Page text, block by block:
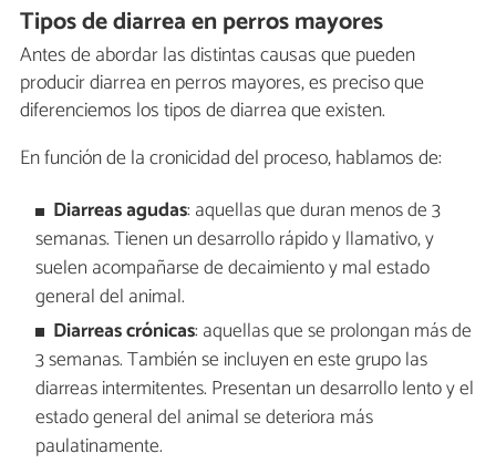
Tipos de diarrea en perros mayores
Antes de abordar las distintas causas que pueden
producir diarrea en perros mayores, es preciso que
diferenciemos los tipos de diarrea que existen.
En función de la cronicidad del proceso, hablamos de:
Diarreas agudas: aquellas que duran menos de 3
semanas. Tienen un desarrollo rápido y llamativo, y
suelen acompañarse de decaimiento y mal estado
general del animal.
Diarreas crónicas: aquellas que se prolongan más de
3 semanas. También se incluyen en este grupo las
diarreas intermitentes. Presentan un desarrollo lento y el
estado general del animal se deteriora más
paulatinamente.